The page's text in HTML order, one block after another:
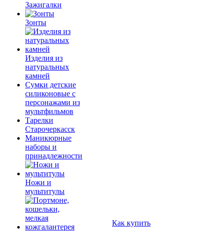
Зажигалки
Зонты
Изделия из
натуральных
камней
Сумки детские
силиконовые с
персонажами из
мультфильмов
Тарелки
Старочеркасск
Маникюрные
наборы и
принадлежности
Ножи и
мультитулы
Как купить